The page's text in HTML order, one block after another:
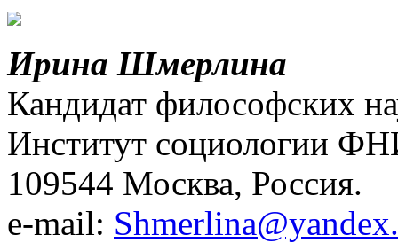
Ирина Шмерлина
Кандидат философских
Институт социологии
109544 Москва, Россия.
e-mail: